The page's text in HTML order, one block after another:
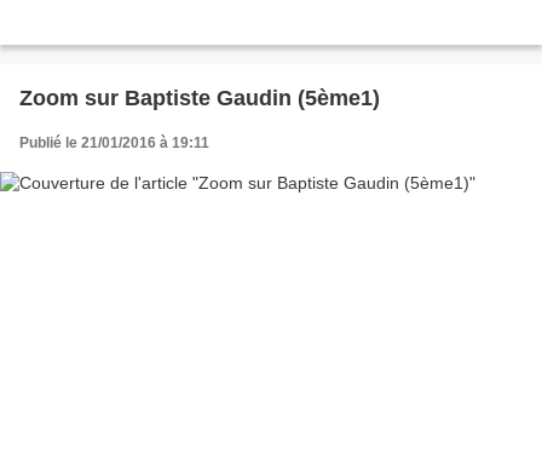
Zoom sur Baptiste Gaudin (5ème1)
Publié le 21/01/2016 à 19:11